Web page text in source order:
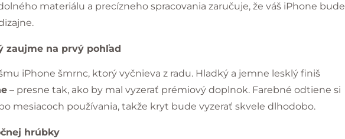
materiálu a precízneho spracovania zaručuje, že váš iPhone bude
zaujme na prvý pohľad
iPhone šmrnc, ktorý vyčnieva z radu. Hladký a jemne lesklý finiš
– presne tak, ako by mal vyzerať prémiový doplnok. Farebné odtiene si
mesiacoch používania, takže kryt bude vyzerať skvele dlhodobo.
hrúbky